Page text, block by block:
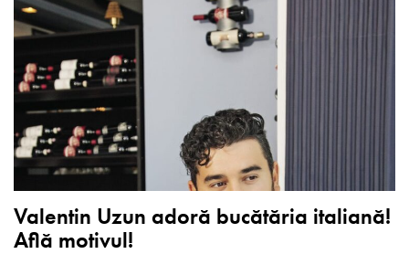
Valentin Uzun adoră bucătăria italiană!
Află motivul!